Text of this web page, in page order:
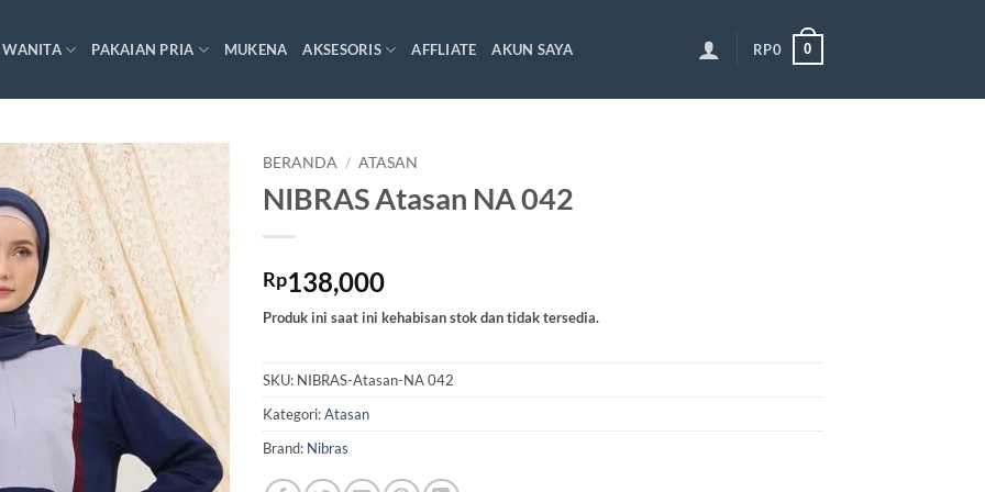
PAKAIAN PRIA MUKENA AKSESORIS AFFLIATE AKUN SAYA RP0 0
BERANDA / ATASAN
NIBRAS Atasan NA 042
Rp138,000
Produk ini saat ini kehabisan stok dan tidak tersedia.
SKU: NIBRAS-Atasan-NA 042
Kategori:Atasan
Brand: Nibras